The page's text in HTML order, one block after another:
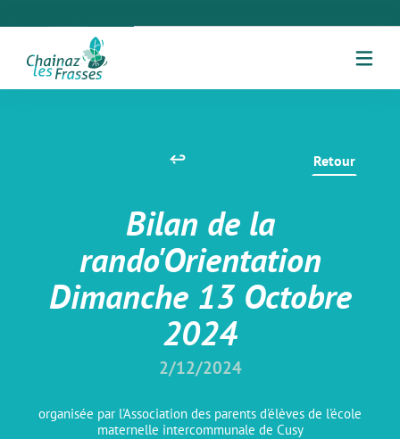
Retour
Bilan de la
rando'Orientation
Dimanche 13 Octobre
2024
2/12/2024
organisée par l'Association des parents d'élèves de l'école
maternelle intercommunale de Cusy